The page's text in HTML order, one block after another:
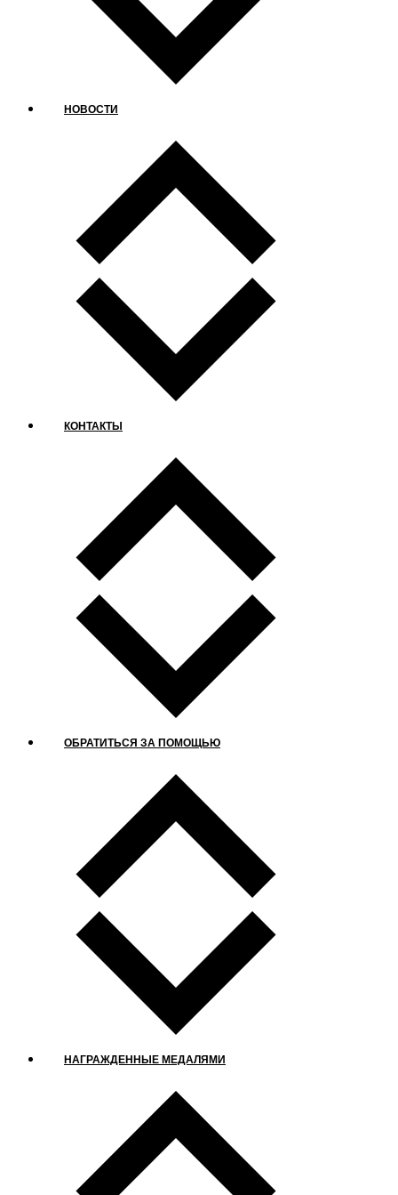
НОВОСТИ
КОНТАКТЫ
ОБРАТИТЬСЯ ЗА ПОМОЩЬЮ
НАГРАЖДЕННЫЕ МЕДАЛЯМИ